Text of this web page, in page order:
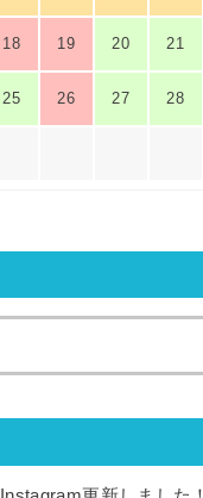
18 19 20 21
25 26 27 28